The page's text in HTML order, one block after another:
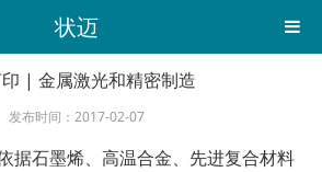
状迈
| 金属激光和精密制造
发布时间：2017-02-07
据石墨烯、高温合金、先进复合材料